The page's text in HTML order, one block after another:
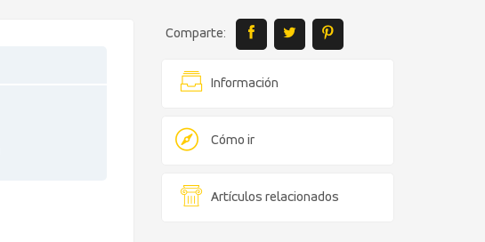
Comparte:
Información
Cómo ir
Artículos relacionados